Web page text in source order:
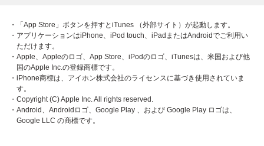
・「App Store」ボタンを押すとiTunes （外部サイト）が起動します。
・アプリケーションはiPhone、iPod touch、iPadまたはAndroidでご利用い
ただけます。
・Apple、Appleのロゴ、App Store、iPodのロゴ、iTunesは、米国および他
国のApple Inc.の登録商標です。
・iPhone商標は、アイホン株式会社のライセンスに基づき使用されていま
す。
・Copyright (C) Apple Inc. All rights reserved.
・Android、Androidロゴ、Google Play 、および Google Play ロゴは、
Google LLC の商標です。